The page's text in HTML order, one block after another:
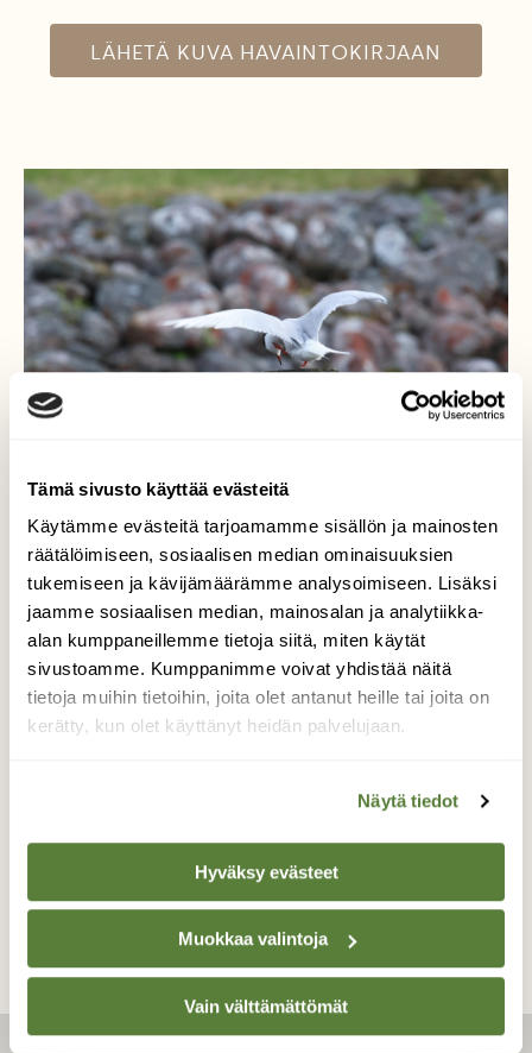
Tämä sivusto käyttää evästeitä
Käytämme evästeitä tarjoamamme sisällön ja mainosten
räätälöimiseen, sosiaalisen median ominaisuuksien
tukemiseen ja kävijämäärämme analysoimiseen. Lisäksi
jaamme sosiaalisen median, mainosalan ja analytiikka-
alan kumppaneillemme tietoja siitä, miten käytät
sivustoamme. Kumppanimme voivat yhdistää näitä
tietoja muihin tietoihin, joita olet antanut heille tai joita on
kerätty, kun olet käyttänyt heidän palvelujaan.
Näytä tiedot
Hyväksy evästeet
Muokkaa valintoja
Vain välttämättömät
LÄHETÄ KUVA HAVAINTOKIRJAAN
Kalatiirakuva3
Kalatiira suki itseään ja taipui jos
jonkinlaiseen asentoon.
Valokuvaaja: Jaana Saarelainen, Kuunvirta,